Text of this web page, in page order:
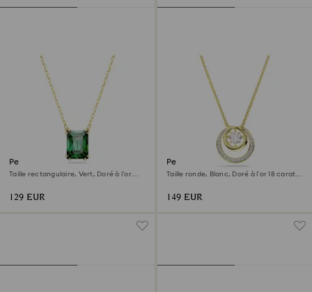
Pendentif Stilla
Taille rectangulaire, Vert, Doré à l’or
129 EUR
Pendentif Hyperbola
Taille ronde, Blanc, Doré à l’or 18 carats
149 EUR